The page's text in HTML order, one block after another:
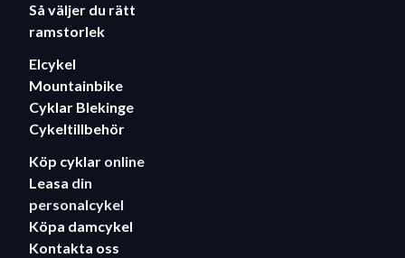
Så väljer du rätt
ramstorlek
Elcykel
Mountainbike
Cyklar Blekinge
Cykeltillbehör
Köp cyklar online
Leasa din
personalcykel
Köpa damcykel
Kontakta oss